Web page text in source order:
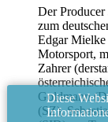
Der
zum
Edgar
Motorsport,
Zahrer
Goldmann
(SZ),
Diese